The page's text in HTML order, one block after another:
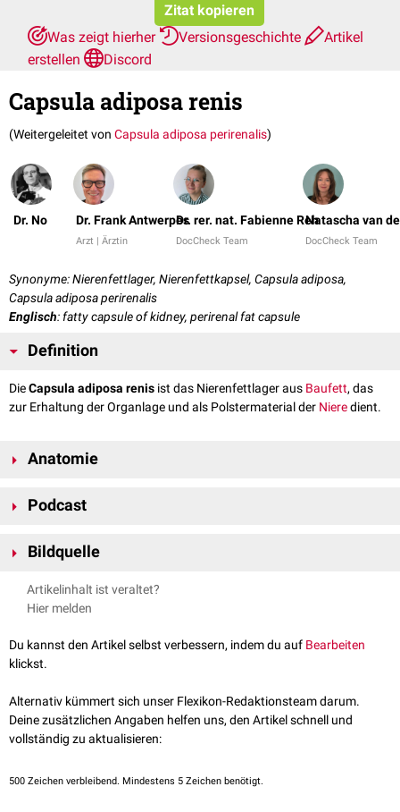
Zitat kopieren
Was zeigt hierher
Versionsgeschichte
Artikel
erstellen
Discord
Capsula adiposa renis
(Weitergeleitet von Capsula adiposa perirenalis)
Dr. No Dr. Frank Antwerpes
Arzt | Ärztin
Dr. rer. nat. Fabienne Reh
DocCheck Team
Natascha van
DocCheck Team
Synonyme: Nierenfettlager, Nierenfettkapsel, Capsula adiposa,
Capsula adiposa perirenalis
Englisch: fatty capsule of kidney, perirenal fat capsule
Definition
DieCapsula adiposa renis ist das Nierenfettlager aus Baufett, das
zur Erhaltung der Organlage und als Polstermaterial der Nieredient.
Anatomie
Sie umhüllt sowohl die
renalis schließt sich weiteres Fettgewebe an, das
pararenale.
Bei starkerUnterernährungkann der Fettkörper reduziert werden.
Podcast
FlexTalk - Interessiert mich, die
Bohne: Die Niere
Bildquelle
Bildquelle Podcast: © blackieshoot /
Artikelinhalt ist veraltet?
Hier melden
Du kannst den Artikel selbst verbessern, indem du auf Bearbeiten
klickst.
Alternativ kümmert sich unser Flexikon-Redaktionsteam darum.
Deine zusätzlichen Angaben helfen uns, den Artikel schnell und
vollständig zu aktualisieren:
500 Zeichen verbleibend. Mindestens 5 Zeichen benötigt.